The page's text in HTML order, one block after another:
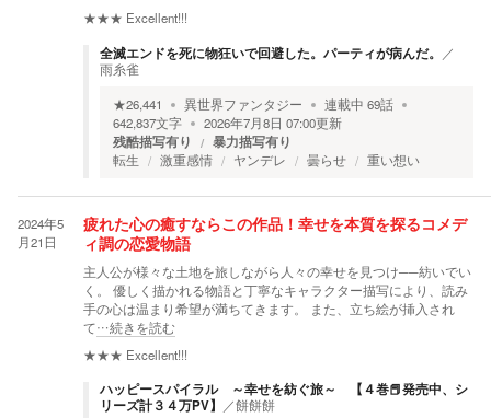
★★★ Excellent!!!
全滅エンドを死に物狂いで回避した。パーティが病んだ。
／
雨糸雀
★26,441 異世界ファンタジー 連載中 69話
642,837文字 2026年7月8日 07:00更新
残酷描写有り 暴力描写有り
転生 激重感情 ヤンデレ 曇らせ 重い想い
2024年5
月21日
疲れた心の癒すならこの作品！幸せを本質を探るコメデ
ィ調の恋愛物語
主人公が様々な土地を旅しながら人々の幸せを見つけ──紡いでい
く。 優しく描かれる物語と丁寧なキャラクター描写により、読み
手の心は温まり希望が満ちてきます。 また、立ち絵が挿入され
て…続きを読む
★★★ Excellent!!!
ハッピースパイラル ～幸せを紡ぐ旅～ 【４巻📕発売中、シ
リーズ計３４万PV】
／餅餅餅